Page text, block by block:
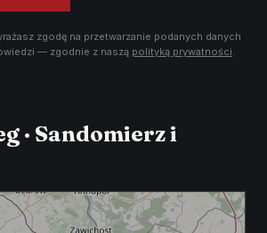
zgodę na przetwarzanie podanych danych
— zgodnie z naszą polityką prywatności.
· Sandomierz i